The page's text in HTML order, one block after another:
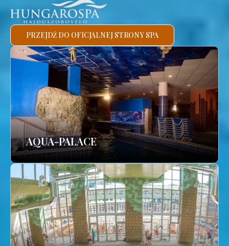
PRZEJDŹ DO OFICJALNEJ STRONY SPA
AQUA-PALACE